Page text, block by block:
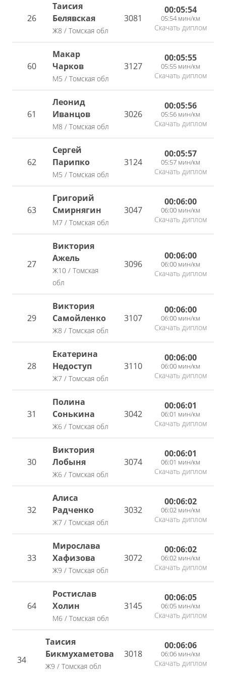
26
Таисия
Белявская
Ж8 / Томская обл
3081
00:05:54
05:54 мин/км
Скачать диплом
60
Макар
Чарков
М5 / Томская обл
3127
00:05:55
05:55 мин/км
Скачать диплом
61
Леонид
Иванцов
М8 / Томская обл
3026
00:05:56
05:56 мин/км
Скачать диплом
62
Сергей
Парипко
М5 / Томская обл
3124
00:05:57
05:57 мин/км
Скачать диплом
63
Григорий
Смирнягин
М7 / Томская обл
3047
00:06:00
06:00 мин/км
Скачать диплом
27
Виктория
Ажель
Ж10 / Томская
обл
3096
00:06:00
06:00 мин/км
Скачать диплом
29
Виктория
Самойленко
Ж8 / Томская обл
3107
00:06:00
06:00 мин/км
Скачать диплом
28
Екатерина
Недоступ
Ж7 / Томская обл
3110
00:06:00
06:00 мин/км
Скачать диплом
31
Полина
Сонькина
Ж6 / Томская обл
3042
00:06:01
06:01 мин/км
Скачать диплом
30
Виктория
Лобыня
Ж6 / Томская обл
3074
00:06:01
06:01 мин/км
Скачать диплом
32
Алиса
Радченко
Ж7 / Томская обл
3032
00:06:02
06:02 мин/км
Скачать диплом
33
Мирослава
Хафизова
Ж9 / Томская обл
3072
00:06:02
06:02 мин/км
Скачать диплом
64
Ростислав
Холин
М6 / Томская обл
3145
00:06:05
06:05 мин/км
Скачать диплом
34
Таисия
Бикмухаметова
Ж9 / Томская обл
3018
00:06:06
06:06 мин/км
Скачать диплом